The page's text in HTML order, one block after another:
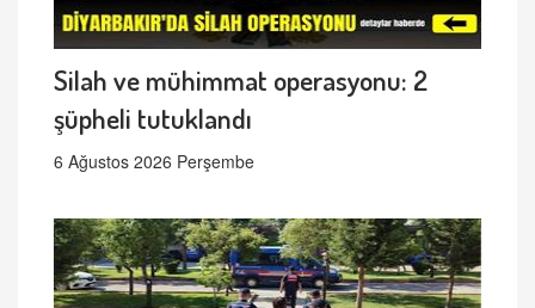
Silah ve mühimmat operasyonu: 2
şüpheli tutuklandı
6 Ağustos 2026 Perşembe